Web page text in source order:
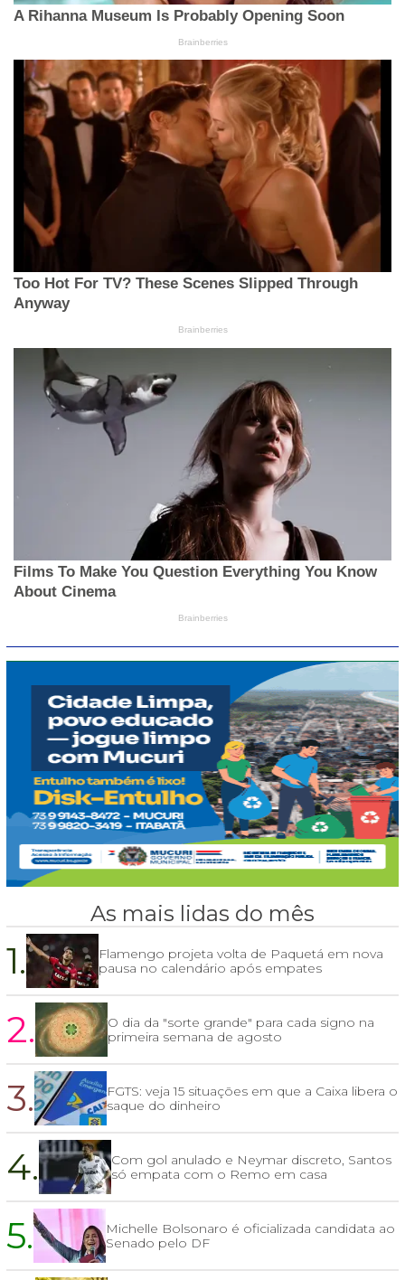
As mais lidas do mês
1.
Flamengo projeta volta de Paquetá em nova
pausa no calendário após empates
2.
O dia da "sorte grande" para cada signo na
primeira semana de agosto
3.
FGTS: veja 15 situações em que a Caixa libera o
saque do dinheiro
4.
Com gol anulado e Neymar discreto, Santos
só empata com o Remo em casa
5.
Michelle Bolsonaro é oficializada candidata ao
Senado pelo DF